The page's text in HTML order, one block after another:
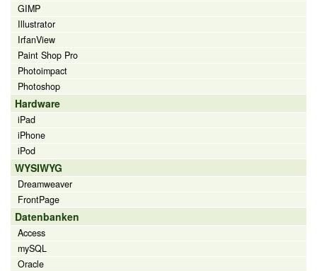
GIMP
Illustrator
IrfanView
Paint Shop Pro
Photoimpact
Photoshop
Hardware
iPad
iPhone
iPod
WYSIWYG
Dreamweaver
FrontPage
Datenbanken
Access
mySQL
Oracle